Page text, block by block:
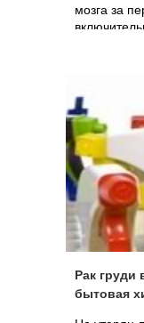
мозга за
авторы
за
несмотря
Рак груди
бытовая